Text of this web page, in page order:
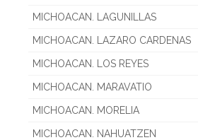
MICHOACAN. LAGUNILLAS
MICHOACAN. LAZARO CARDENAS
MICHOACAN. LOS REYES
MICHOACAN. MARAVATIO
MICHOACAN. MORELIA
MICHOACAN. NAHUATZEN